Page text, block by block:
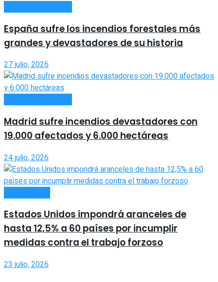
España sufre los incendios forestales más
grandes y devastadores de su historia
27 julio, 2026
Madrid sufre incendios devastadores con
19.000 afectados y 6.000 hectáreas
24 julio, 2026
Estados Unidos impondrá aranceles de
hasta 12,5% a 60 países por incumplir
medidas contra el trabajo forzoso
23 julio, 2026